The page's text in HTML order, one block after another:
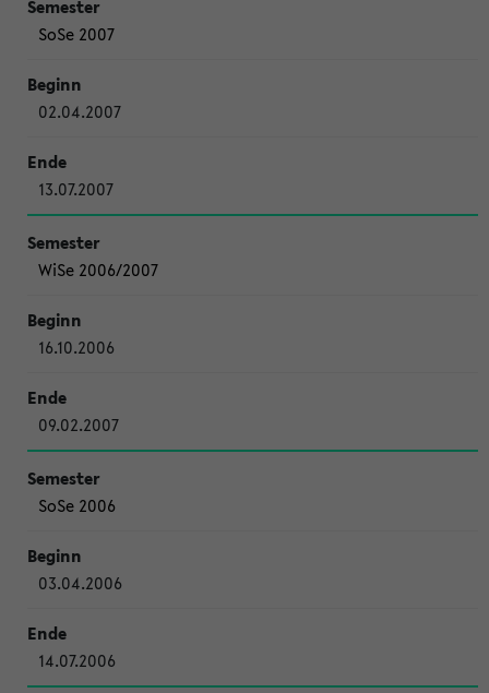
SoSe 2007
02.04.2007
13.07.2007
WiSe 2006/2007
16.10.2006
09.02.2007
SoSe 2006
03.04.2006
14.07.2006